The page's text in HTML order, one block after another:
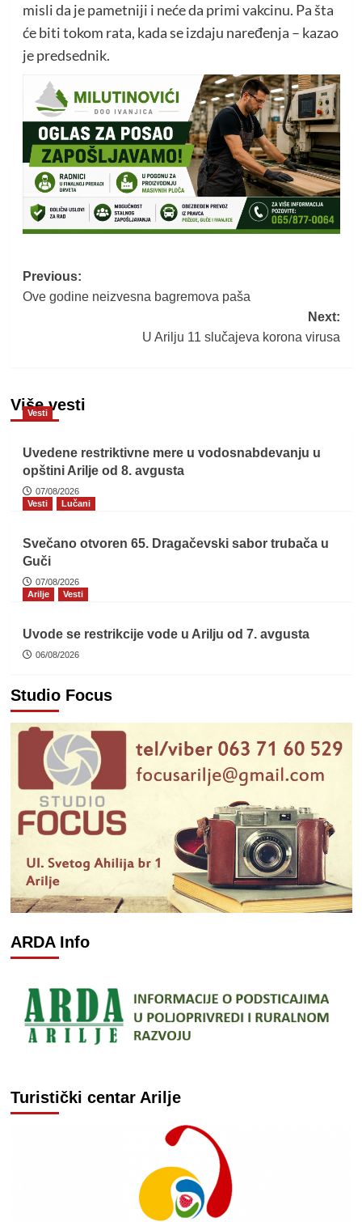
misli da je pametniji i neće da primi vakcinu. Pa šta
će biti tokom rata, kada se izdaju naređenja – kazao
je predsednik.
Post
navigation
Previous:
Ove godine neizvesna bagremova paša
Next:
U Arilju 11 slučajeva korona virusa
Više vesti
Vesti
Uvedene restriktivne mere u vodosnabdevanju u
opštini Arilje od 8. avgusta
07/08/2026
Vesti
Lučani
Svečano otvoren 65. Dragačevski sabor trubača u
Guči
07/08/2026
Arilje
Vesti
Uvode se restrikcije vode u Arilju od 7. avgusta
06/08/2026
Studio Focus
ARDA Info
Turistički centar Arilje